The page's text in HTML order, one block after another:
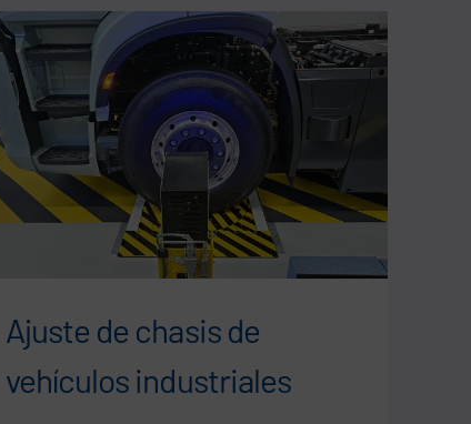
Ajuste de chasis de
vehículos industriales